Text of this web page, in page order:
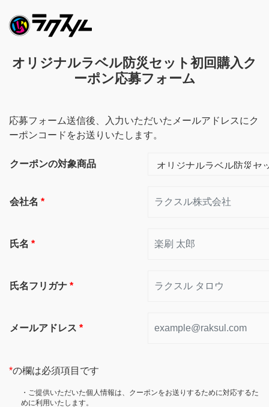
オリジナルラベル防災セット初回購入ク
ーポン応募フォーム
応募フォーム送信後、入力いただいたメールアドレスにク
ーポンコードをお送りいたします。
クーポンの対象商品
会社名 *
氏名 *
氏名フリガナ *
メールアドレス *
*の欄は必須項目です
・ご提供いただいた個人情報は、クーポンをお送りするために対応するた
めに利用いたします。